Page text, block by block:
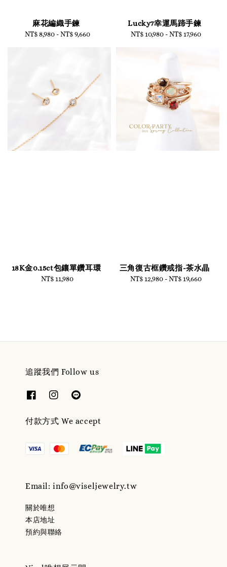
麻花編織手鍊
Regular
NT$ 8,980-NT$ 9,660
Lucky7幸運馬蹄手鍊
Regular
NT$ 10,980-NT$ 17,960
18K金0.15ct包鑲單鑽耳環
Regular
NT$ 11,980
三角復古框鑽戒指-茶水晶
Regular
NT$ 12,980-NT$ 19,660
追蹤我們 Follow us
付款方式 We accept
Email: info@viseljewelry.tw
關於唯想
本店地址
預約與聯絡